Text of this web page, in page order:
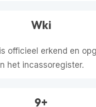
Wki
officieel erkend en
het incassoregister.
9+